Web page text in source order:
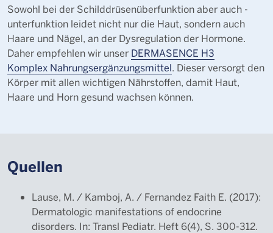
Sowohl bei der Schilddrüsenüberfunktion aber auch -
unterfunktion leidet nicht nur die Haut, sondern auch
Haare und Nägel, an der Dysregulation der Hormone.
Daher empfehlen wir unser DERMASENCE H3
Komplex Nahrungsergänzungsmittel. Dieser versorgt den
Körper mit allen wichtigen Nährstoffen, damit Haut,
Haare und Horn gesund wachsen können.
Quellen
Lause, M. / Kamboj, A. / Fernandez Faith E. (2017):
Dermatologic manifestations of endocrine
disorders. In: Transl Pediatr. Heft 6(4), S. 300-312.